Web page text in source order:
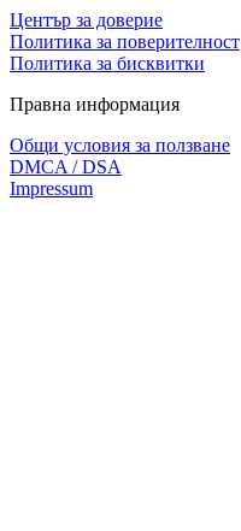
Център за доверие
Политика за поверителност
Политика за бисквитки
Правна информация
Общи условия за ползване
DMCA / DSA
Impressum